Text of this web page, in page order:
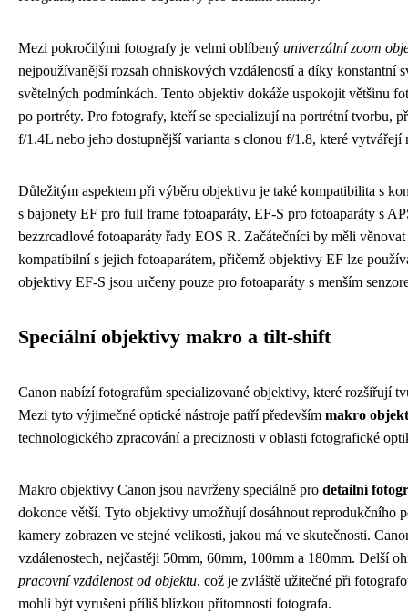
Mezi pokročilými fotografy je velmi oblíbený univerzální zoom
nejpoužívanější rozsah ohniskových vzdáleností a díky konstantní
světelných podmínkách. Tento objektiv dokáže uspokojit většinu
po portréty. Pro fotografy, kteří se specializují na portrétní tvorbu,
f/1.4L nebo jeho dostupnější varianta s clonou f/1.8, které
Důležitým aspektem při výběru objektivu je také kompatibilita s
s bajonety EF pro full frame fotoaparáty, EF-S pro fotoaparáty s
bezzrcadlové fotoaparáty řady EOS R. Začátečníci by měli
kompatibilní s jejich fotoaparátem, přičemž objektivy EF lze
objektivy EF-S jsou určeny pouze pro fotoaparáty s menším
Speciální objektivy makro a tilt-shift
Canon nabízí fotografům specializované objektivy, které rozšiřují
Mezi tyto výjimečné optické nástroje patří především makro
technologického zpracování a preciznosti v oblasti fotografické
Makro objektivy Canon jsou navrženy speciálně pro detailní
dokonce větší. Tyto objektivy umožňují dosáhnout reprodukčního
kamery zobrazen ve stejné velikosti, jakou má ve skutečnosti.
vzdálenostech, nejčastěji 50mm, 60mm, 100mm a 180mm. Delší
pracovní vzdálenost od objektu, což je zvláště užitečné při
mohli být vyrušeni příliš blízkou přítomností fotografa.